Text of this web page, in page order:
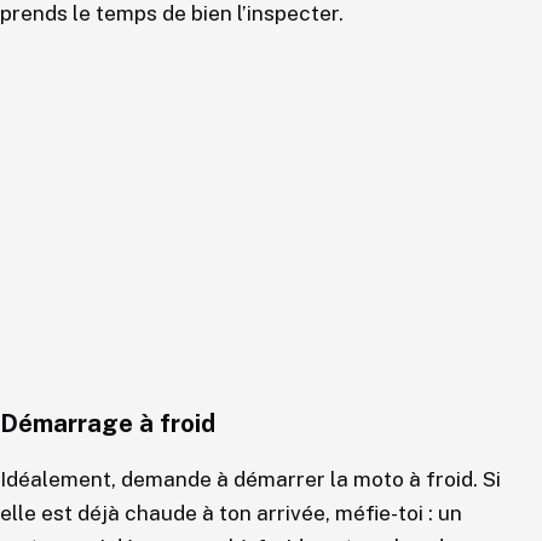
prends le temps de bien l’inspecter.
Démarrage à froid
Idéalement, demande à démarrer la moto à froid. Si
elle est déjà chaude à ton arrivée, méfie-toi : un